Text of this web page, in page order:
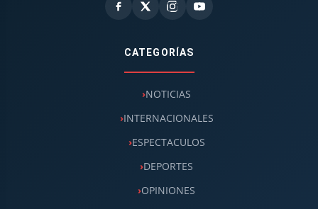
CATEGORÍAS
NOTICIAS
INTERNACIONALES
ESPECTACULOS
DEPORTES
OPINIONES